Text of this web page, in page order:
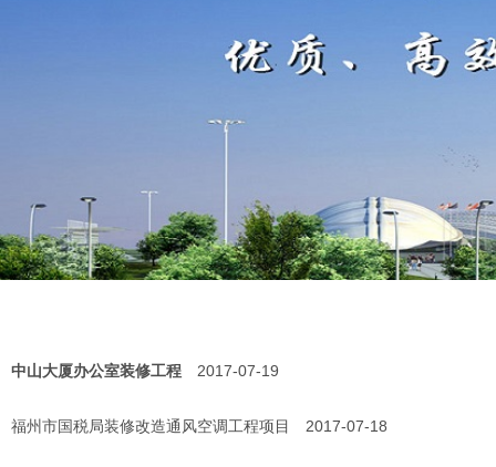
中山大厦办公室装修工程 2017-07-19
福州市国税局装修改造通风空调工程项目 2017-07-18